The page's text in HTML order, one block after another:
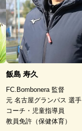
飯島 寿久
FC.Bombonera 監督
元 名古屋グランパス 選手
コーチ・児童指導員
教員免許（保健体育）